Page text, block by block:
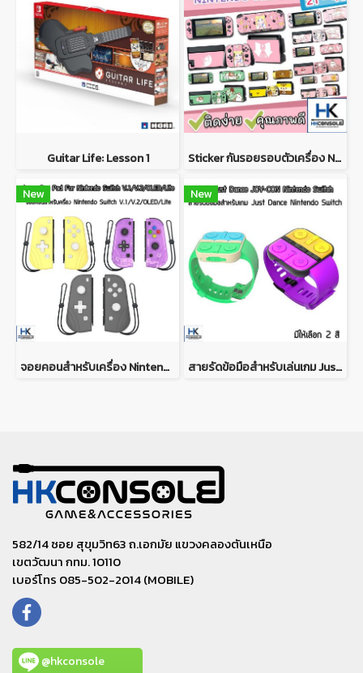
Guitar Life: Lesson 1 Sticker กันรอยรอบตัวเครื่อง Nintendo Switch ติดรอบตัวเครื่อง หน้า+หลัง ติดกันรอย Dock ครบชุด *ลายที่21-40*
New
จอยคอนสำหรับเครื่อง Nintendo Switch V.1/V.2/OLED/Lite Joy Con Pad For Nintendo Switch V.1/V.2/OLED/Lite
New
สายรัดข้อมือสำหรับเล่นเกม Just dance บน Nintendo Switch IINE Watch-Shaped Wireless Controller for Switch Just Dance Game
582/14 ซอย สุขุมวิท63 ถ.เอกมัย แขวงคลองตันเหนือ
เขตวัฒนา กทม. 10110
เบอร์โทร 085-502-2014 (MOBILE)
@hkconsole